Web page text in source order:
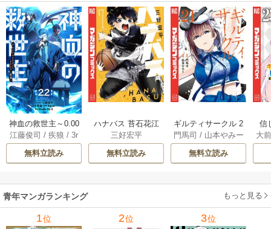
神血の救世主～0.00
000001％を引き当
て最強へ～【電子
書籍特典付】 22巻
江藤俊司 /疾狼 /3r
Studio No.9
無料立読み
ハナバス 苔石花江
のバスケ論 7巻
三好宏平
無料立読み
ギルティサークル 2
1巻
門馬司 / 山本やみー
無料立読み
信
に
の
れ
メ
大
青年マンガランキング もっと見る
1位 2位 3位